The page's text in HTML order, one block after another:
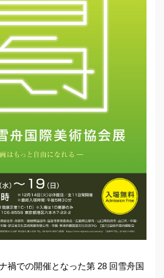
禍での開催となった第 28 回雪舟国